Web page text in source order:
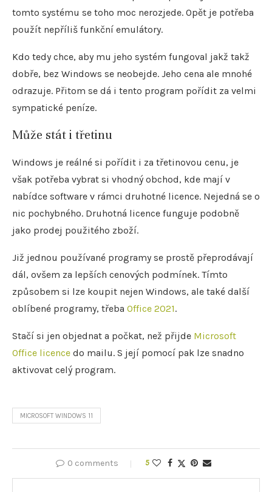
tomto systému se toho moc nerozjede. Opět je potřeba
použít nepříliš funkční emulátory.
Kdo tedy chce, aby mu jeho systém fungoval jakž takž
dobře, bez Windows se neobejde. Jeho cena ale mnohé
odrazuje. Přitom se dá i tento program pořídit za velmi
sympatické peníze.
Může stát i třetinu
Windows je reálné si pořídit i za třetinovou cenu, je
však potřeba vybrat si vhodný obchod, kde mají v
nabídce software v rámci druhotné licence. Nejedná se o
nic pochybného. Druhotná licence funguje podobně
jako prodej použitého zboží.
Již jednou používané programy se prostě přeprodávají
dál, ovšem za lepších cenových podmínek. Tímto
způsobem si lze koupit nejen Windows, ale také další
oblíbené programy, třeba Office 2021.
Stačí si jen objednat a počkat, než přijde Microsoft
Office licence do mailu. S její pomocí pak lze snadno
aktivovat celý program.
MICROSOFT WINDOWS 11
0 comments 5